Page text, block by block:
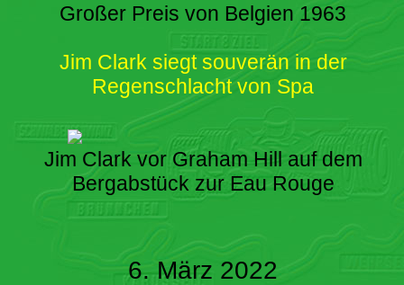
Großer Preis von Belgien 1963
Jim Clark siegt souverän in der
Regenschlacht von Spa
Jim Clark vor Graham Hill auf dem
Bergabstück zur Eau Rouge
6. März 2022